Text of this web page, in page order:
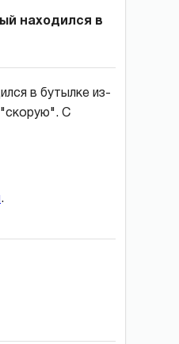
находился в
в бутылке из-
"скорую". С
.